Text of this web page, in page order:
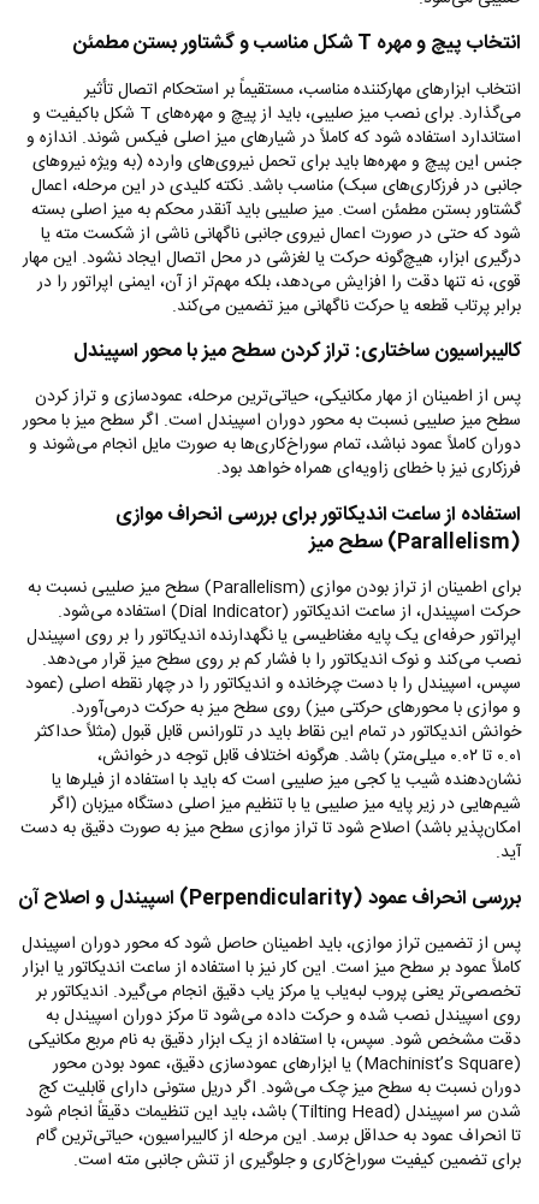
انتخاب پیچ و مهره Tشکل مناسب و گشتاور بستن مطمئن
انتخاب ابزارهای مهارکننده مناسب، مستقیماً بر استحکام اتصال تأثیر
می‌گذارد. برای نصب میز صلیبی، باید از پیچ و مهره‌های T شکل باکیفیت و
استاندارد استفاده شود که کاملاً در شیارهای میز اصلی فیکس شوند. اندازه و
جنس این پیچ و مهره‌ها باید برای تحمل نیروی‌های وارده (به ویژه نیروهای
جانبی در فرزکاری‌های سبک) مناسب باشد. نکته کلیدی در این مرحله، اعمال
گشتاور بستن مطمئن است. میز صلیبی باید آنقدر محکم به میز اصلی بسته
شود که حتی در صورت اعمال نیروی جانبی ناگهانی ناشی از شکست مته یا
درگیری ابزار، هیچ‌گونه حرکت یا لغزشی در محل اتصال ایجاد نشود. این مهار
قوی، نه تنها دقت را افزایش می‌دهد، بلکه مهم‌تر از آن، ایمنی اپراتور را در
برابر پرتاب قطعه یا حرکت ناگهانی میز تضمین می‌کند.
کالیبراسیون ساختاری: تراز کردن سطح میز با محور اسپیندل
پس از اطمینان از مهار مکانیکی، حیاتی‌ترین مرحله، عمودسازی و تراز کردن
سطح میز صلیبی نسبت به محور دوران اسپیندل است. اگر سطح میز با محور
دوران کاملاً عمود نباشد، تمام سوراخ‌کاری‌ها به صورت مایل انجام می‌شوند و
فرزکاری نیز با خطای زاویه‌ای همراه خواهد بود.
استفاده از ساعت اندیکاتور برای بررسی انحراف موازی
(
Parallelism) سطح میز
برای اطمینان از تراز بودن موازی (Parallelism) سطح میز صلیبی نسبت به
حرکت اسپیندل، از ساعت اندیکاتور (Dial Indicator) استفاده می‌شود.
اپراتور حرفه‌ای یک پایه مغناطیسی یا نگهدارنده اندیکاتور را بر روی اسپیندل
نصب می‌کند و نوک اندیکاتور را با فشار کم بر روی سطح میز قرار می‌دهد.
سپس، اسپیندل را با دست چرخانده و اندیکاتور را در چهار نقطه اصلی (عمود
و موازی با محورهای حرکتی میز) روی سطح میز به حرکت درمی‌آورد.
خوانش اندیکاتور در تمام این نقاط باید در تلورانس قابل قبول (مثلاً حداکثر
۰.۰۱ تا ۰.۰۲ میلی‌متر) باشد. هرگونه اختلاف قابل توجه در خوانش،
نشان‌دهنده شیب یا کجی میز صلیبی است که باید با استفاده از فیلرها یا
شیم‌هایی در زیر پایه میز صلیبی یا با تنظیم میز اصلی دستگاه میزبان (اگر
امکان‌پذیر باشد) اصلاح شود تا تراز موازی سطح میز به صورت دقیق به دست
آید.
بررسی انحراف عمود (Perpendicularity) اسپیندل و اصلاح آن
پس از تضمین تراز موازی، باید اطمینان حاصل شود که محور دوران اسپیندل
کاملاً عمود بر سطح میز است. این کار نیز با استفاده از ساعت اندیکاتور یا ابزار
تخصصی‌تر یعنی پروب لبه‌یاب یا مرکز یاب دقیق انجام می‌گیرد. اندیکاتور بر
روی اسپیندل نصب شده و حرکت داده می‌شود تا مرکز دوران اسپیندل به
دقت مشخص شود. سپس، با استفاده از یک ابزار دقیق به نام مربع مکانیکی
(
Machinist’s Square) یا ابزارهای عمودسازی دقیق، عمود بودن محور
دوران نسبت به سطح میز چک می‌شود. اگر دریل ستونی دارای قابلیت کج
شدن سر اسپیندل (Tilting Head) باشد، باید این تنظیمات دقیقاً انجام شود
تا انحراف عمود به حداقل برسد. این مرحله از کالیبراسیون، حیاتی‌ترین گام
برای تضمین کیفیت سوراخ‌کاری و جلوگیری از تنش جانبی مته است.